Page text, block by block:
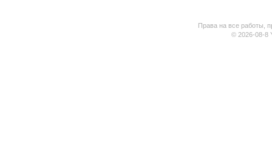
Права на все работы,
© 2026-08-8